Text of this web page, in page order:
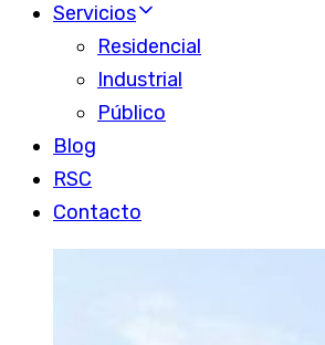
Servicios
Residencial
Industrial
Público
Blog
RSC
Contacto